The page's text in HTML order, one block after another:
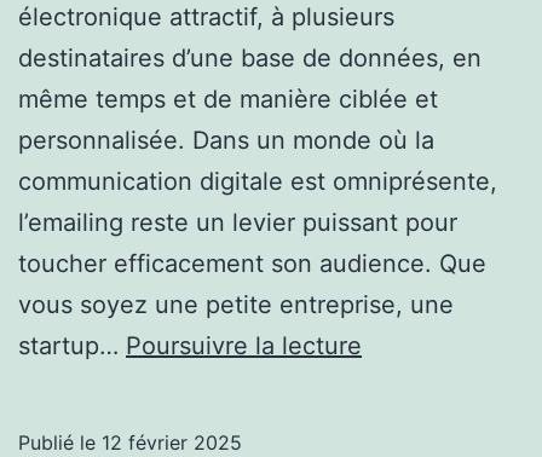
électronique attractif, à plusieurs
destinataires d’une base de données, en
même temps et de manière ciblée et
personnalisée. Dans un monde où la
communication digitale est omniprésente,
l’emailing reste un levier puissant pour
toucher efficacement son audience. Que
vous soyez une petite entreprise, une
startup… Poursuivre la lecture
Publié le 12 février 2025